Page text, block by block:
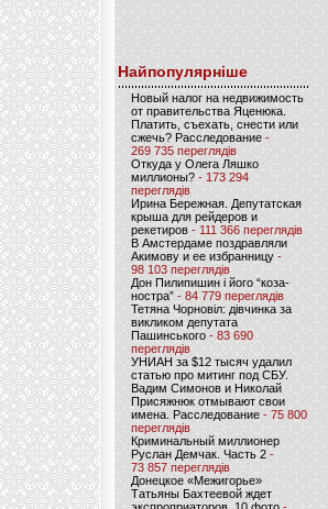
Найпопулярніше
Новый налог на недвижимость
от правительства Яценюка.
Платить, съехать, снести или
сжечь? Расследование-
269 735 переглядів
Откуда у Олега Ляшко
миллионы? - 173 294
переглядів
Ирина Бережная. Депутатская
крыша для рейдеров и
рекетиров - 111 366 переглядів
В Амстердаме поздравляли
Акимову и ее избранницу -
98 103 переглядів
Дон Пилипишин і його “коза-
ностра” - 84 779 переглядів
Тетяна Чорновіл: дівчинка за
викликом депутата
Пашинського- 83 690
переглядів
УНИАН за $12 тысяч удалил
статью про митинг под СБУ.
Вадим Симонов и Николай
Присяжнюк отмывают свои
имена. Расследование - 75 800
переглядів
Криминальный миллионер
Руслан Демчак. Часть 2-
73 857 переглядів
Донецкое «Межигорье»
Татьяны Бахтеевой ждет